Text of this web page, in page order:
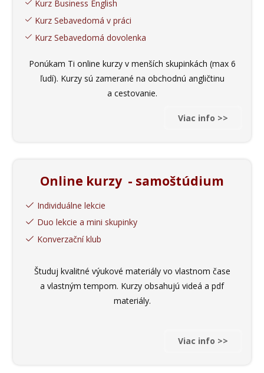
Kurz Business English
Kurz Sebavedomá v práci
Kurz Sebavedomá dovolenka
Ponúkam Ti online kurzy v menších skupinkách (max 6
ľudí). Kurzy sú zamerané na obchodnú angličtinu
a cestovanie.
Viac info >>
Online kurzy - samoštúdium
Individuálne lekcie
Duo lekcie a mini skupinky
Konverzační klub
Študuj kvalitné výukové materiály vo vlastnom čase
a vlastným tempom. Kurzy obsahujú videá a pdf
materiály.
Viac info >>